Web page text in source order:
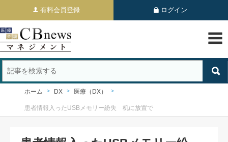
有料会員登録 ログイン
ホーム DX 医療（DX）
患者情報入ったUSBメモリー紛失 机に放置で